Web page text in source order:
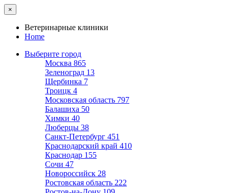
×
Ветеринарные клиники
Home
Выберите город
Москва 865
Зеленоград 13
Щербинка 7
Троицк 4
Московская область 797
Балашиха 50
Химки 40
Люберцы 38
Санкт-Петербург 451
Краснодарский край 410
Краснодар 155
Сочи 47
Новороссийск 28
Ростовская область 222